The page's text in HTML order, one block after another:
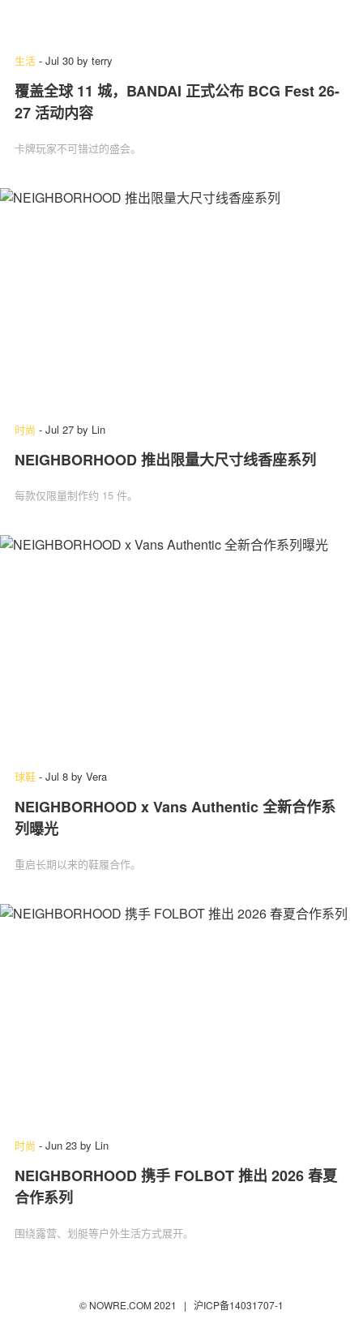
生活 - Jul 30 by terry
覆盖全球 11 城，BANDAI 正式公布 BCG Fest 26-
27 活动内容
卡牌玩家不可错过的盛会。
时尚 - Jul 27 by Lin
NEIGHBORHOOD 推出限量大尺寸线香座系列
每款仅限量制作约 15 件。
球鞋 - Jul 8 by Vera
NEIGHBORHOOD x Vans Authentic 全新合作系
列曝光
重启长期以来的鞋履合作。
时尚 - Jun 23 by Lin
NEIGHBORHOOD 携手 FOLBOT 推出 2026 春夏
合作系列
围绕露营、划艇等户外生活方式展开。
© NOWRE.COM 2021 | 沪ICP备14031707-1